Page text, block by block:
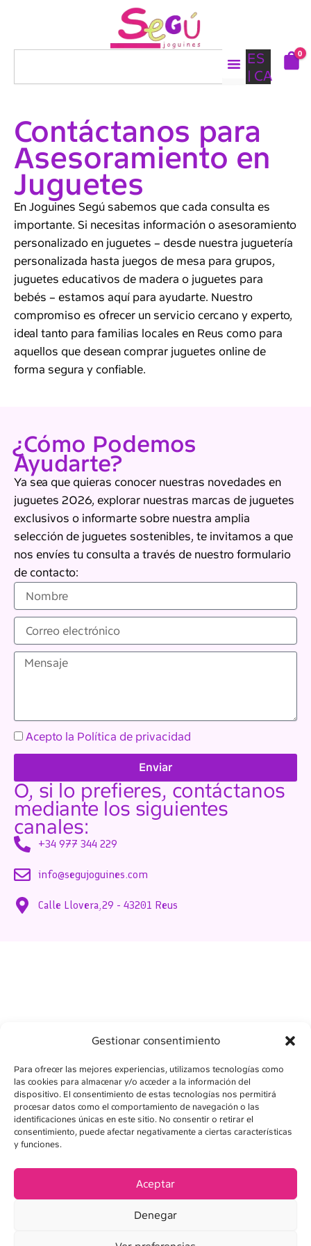
Gestionar consentimiento
Para ofrecer las mejores experiencias, utilizamos tecnologías como
las cookies para almacenar y/o acceder a la información del
dispositivo. El consentimiento de estas tecnologías nos permitirá
procesar datos como el comportamiento de navegación o las
identificaciones únicas en este sitio. No consentir o retirar el
consentimiento, puede afectar negativamente a ciertas características
y funciones.
Aceptar
Denegar
ES
CA
0
Contáctanos para
Asesoramiento en
Juguetes
En Joguines Segú sabemos que cada consulta es
importante. Si necesitas información o asesoramiento
personalizado en juguetes – desde nuestra juguetería
personalizada hasta juegos de mesa para grupos,
juguetes educativos de madera o juguetes para
bebés – estamos aquí para ayudarte. Nuestro
compromiso es ofrecer un servicio cercano y experto,
ideal tanto para familias locales en Reus como para
aquellos que desean comprar juguetes online de
forma segura y confiable.
¿Cómo Podemos
Ayudarte?
Ya sea que quieras conocer nuestras novedades en
juguetes 2026, explorar nuestras marcas de juguetes
exclusivos o informarte sobre nuestra amplia
selección de juguetes sostenibles, te invitamos a que
nos envíes tu consulta a través de nuestro formulario
de contacto:
N
m
r
e
C
r
l
e
ó
n
i
c
o
M
e Acepto la Política de privacidad
Enviar
O, si lo prefieres, contáctanos
mediante los siguientes
canales:
+34 977 344 229
info@segujoguines.com
Calle Llovera,29 - 43201 Reus
POLÍTICA DE PRIVACIDAD
POLÍTICA DE COOKIES